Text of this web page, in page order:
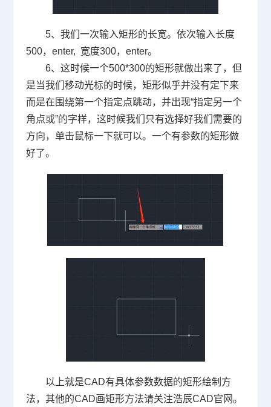
5、我们一次输入矩形的长宽。依次输入长度
500， enter, 宽度300， enter。
6、这时候一个500*300的矩形就做出来了，但
是当我们移动光标的时候，矩形似乎并没有定下来
而是在围绕第一个指定点跳动，并出现“指定另一个
角点或”的字样，这时候我们只有选择好我们需要的
方向，单击鼠标一下就可以。一个有参数的矩形做
好了。
以上就是CAD有具体参数数据的矩形绘制方
法，其他的CAD画矩形方法请关注浩辰CAD官网。